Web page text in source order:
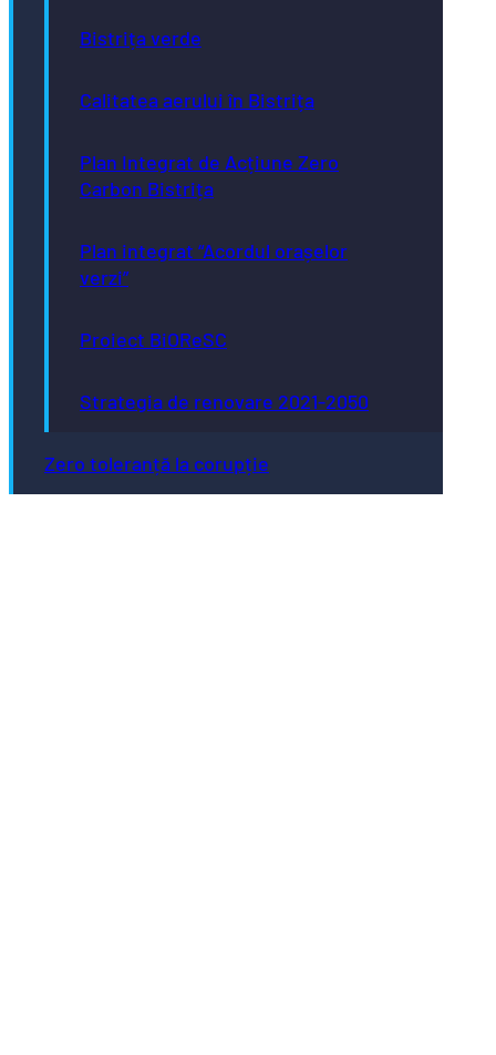
Bistrița verde
Calitatea aerului în Bistrița
Plan Integrat de Acțiune Zero
Carbon Bistrița
Plan integrat “Acordul orașelor
verzi”
Proiect BiOReSC
Strategia de renovare 2021-2050
Zero toleranță la corupție